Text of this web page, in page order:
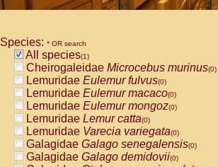
Species: * OR search
All species(1)
Cheirogaleidae Microcebus murinus(0)
Lemuridae Eulemur fulvus(0)
Lemuridae Eulemur macaco(0)
Lemuridae Eulemur mongoz(0)
Lemuridae Lemur catta(0)
Lemuridae Varecia variegata(0)
Galagidae Galago senegalensis(0)
Galagidae Galago demidovii(0)